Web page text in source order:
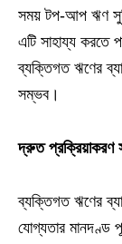
সময় টপ-আপ ঋণ
এটি সাহায্য করতে
ব্যক্তিগত ঋণের
সম্ভব।
দ্রুত প্রক্রিয়াকরণ
ব্যক্তিগত ঋণের
যোগ্যতার মানদণ্ড